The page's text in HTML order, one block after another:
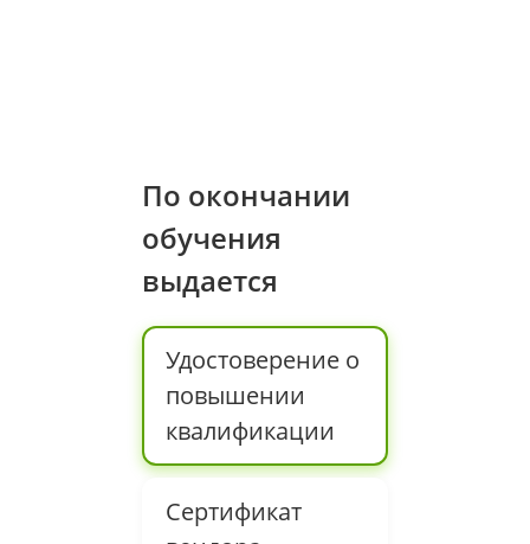
По окончании
обучения
выдается
Удостоверение о
повышении
квалификации
Сертификат